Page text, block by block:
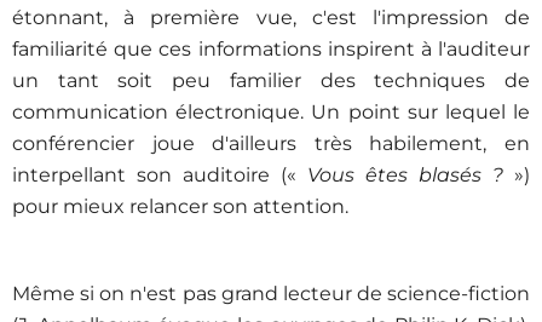
étonnant, à première vue, c'est l'impression de
familiarité que ces informations inspirent à l'auditeur
un tant soit peu familier des techniques de
communication électronique. Un point sur lequel le
conférencier joue d'ailleurs très habilement, en
interpellant son auditoire (« Vous êtes blasés ? »)
pour mieux relancer son attention.
Même si on n'est pas grand lecteur de science-fiction